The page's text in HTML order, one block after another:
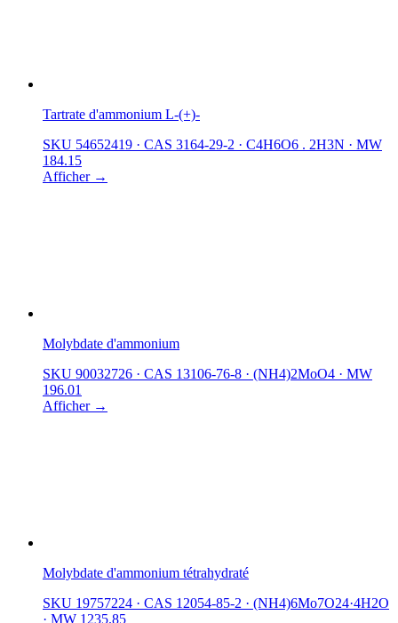
Tartrate d'ammonium L-(+)-
SKU 54652419 · CAS 3164-29-2 · C4H6O6 . 2H3N · MW
184.15
Afficher →
Molybdate d'ammonium
SKU 90032726 · CAS 13106-76-8 · (NH4)2MoO4 · MW
196.01
Afficher →
Molybdate d'ammonium tétrahydraté
SKU 19757224 · CAS 12054-85-2 · (NH4)6Mo7O24·4H2O
· MW 1235.85